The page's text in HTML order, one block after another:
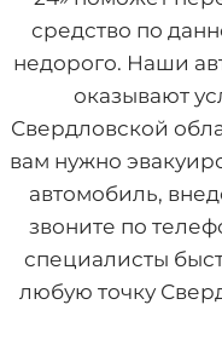
средство по
недорого. Наши
оказывают
Свердловской
вам нужно
автомобиль,
звоните по
специалисты
любую точку